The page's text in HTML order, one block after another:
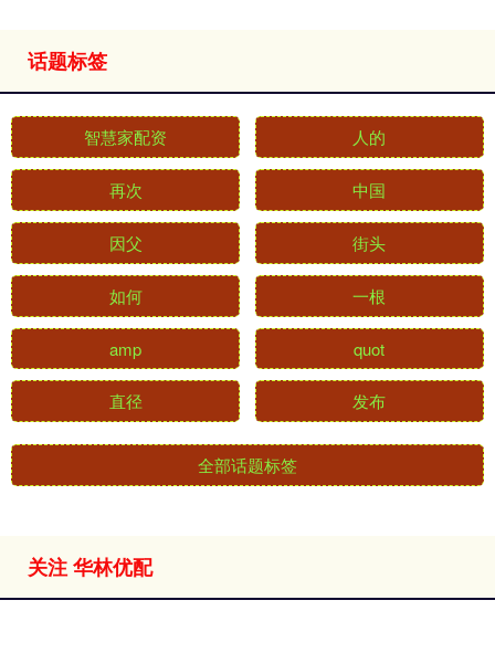
话题标签
智慧家配资 人的
再次 中国
因父 街头
如何 一根
amp quot
直径 发布
全部话题标签
关注 华林优配